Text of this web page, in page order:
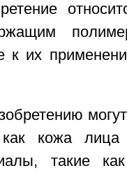
к их
как кожа
такие